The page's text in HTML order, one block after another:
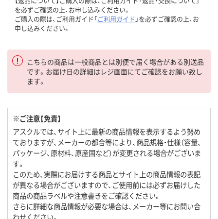
を必ずご確認の上、お申し込みください。
ご購入の際は、ご利用ガイド「ご利用ガイド 」を必ずご確認の上、お
申し込みください。
こちらの商品は一般商品とは別便で届く場合がある別送品
です。お届け日の詳細はレジ画面にてご確認をお願い致し
ます。
※ご注意【免責】
アスクルでは、サイト上に最新の商品情報を表示するよう努め
ておりますが、メーカーの都合等により、商品規格・仕様（容量、
パッケージ、原材料、原産国など）が変更される場合がございま
す。
このため、実際にお届けする商品とサイト上の商品情報の表記
が異なる場合がございますので、ご使用前には必ずお届けした
商品の商品ラベルや注意書きをご確認ください。
さらに詳細な商品情報が必要な場合は、メーカー等にお問い合
わせください。